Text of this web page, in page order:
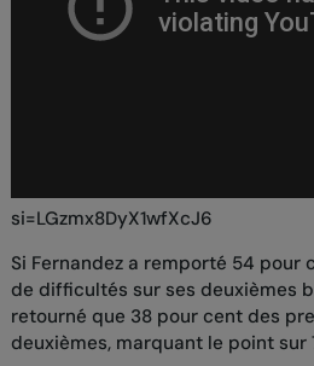
si=LGzmx8DyX1wfXcJ6
Si Fernandez a remporté 54
de difficultés sur ses deuxièmes
retourné que 38 pour cent des
deuxièmes, marquant le point sur